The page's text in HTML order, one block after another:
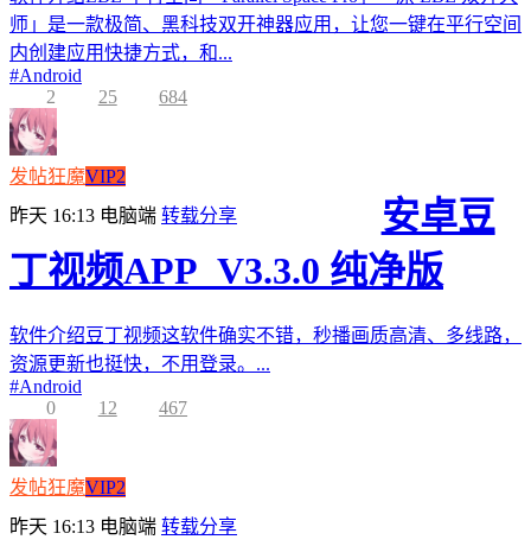
师」是一款极简、黑科技双开神器应用，让您一键在平行空间
内创建应用快捷方式，和...
#Android
2
25 684
发帖狂魔VIP2
昨天 16:13 电脑端 转载分享
安卓豆
丁视频APP_V3.3.0 纯净版
软件介绍豆丁视频这软件确实不错，秒播画质高清、多线路，
资源更新也挺快，不用登录。...
#Android
0
12 467
发帖狂魔VIP2
昨天 16:13 电脑端 转载分享